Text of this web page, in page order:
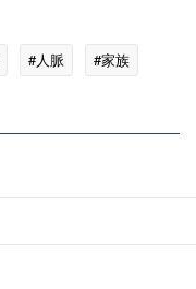
#人脈 #家族